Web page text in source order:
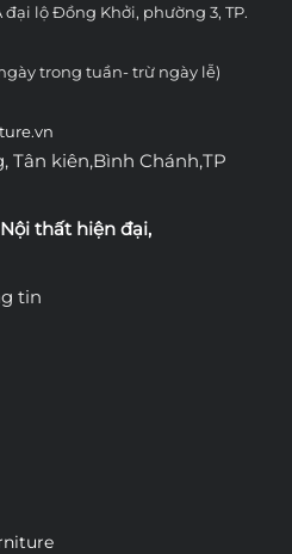
lộ Đồng Khởi, phường 3, TP.
trong tuần- trừ ngày lễ)
Tân kiên,Bình Chánh,TP
Nội thất hiện đại,
tin